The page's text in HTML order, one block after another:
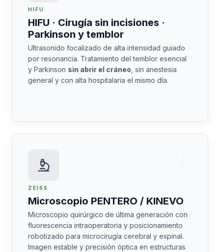
HIFU
HIFU · Cirugía sin incisiones ·
Parkinson y temblor
Ultrasonido focalizado de alta intensidad guiado
por resonancia. Tratamiento del temblor esencial
y Parkinson sin abrir el cráneo , sin anestesia
general y con alta hospitalaria el mismo día.
ZEISS
Microscopio PENTERO / KINEVO
Microscopio quirúrgico de última generación con
fluorescencia intraoperatoria y posicionamiento
robotizado para microcirugía cerebral y espinal.
Imagen estable y precisión óptica en estructuras